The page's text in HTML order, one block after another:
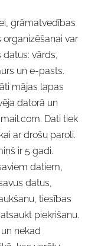
grāmatvedības
var
vārds,
un e-pasts.
mājas lapas
datorā un
. Dati tiek
ar drošu paroli.
ir 5 gadi.
datiem,
datus,
tiesības
piekrišanu.
nekad